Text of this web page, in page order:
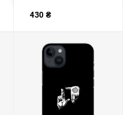
430 ₴